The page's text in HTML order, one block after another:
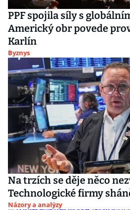
PPF spojila síly s
Americký obr povede
Karlín
Byznys
Na trzích se děje něco
Technologické firmy
Názory a analýzy